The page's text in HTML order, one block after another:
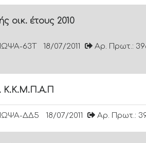
οικ. έτους 2010
63Τ 18/07/2011 Αρ. Πρωτ.:
Κ.Κ.Μ.Π.Α.Π
ΔΔ5 18/07/2011 Αρ. Πρωτ.: